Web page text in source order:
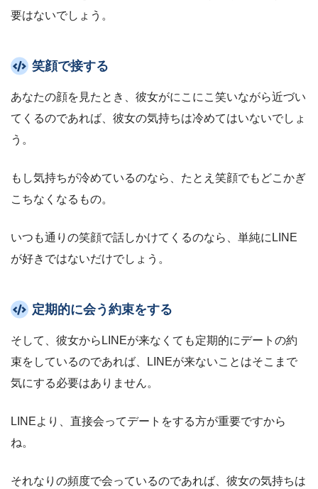
要はないでしょう。
笑顔で接する
あなたの顔を見たとき、彼女がにこにこ笑いながら近づい
てくるのであれば、彼女の気持ちは冷めてはいないでしょ
う。
もし気持ちが冷めているのなら、たとえ笑顔でもどこかぎ
こちなくなるもの。
いつも通りの笑顔で話しかけてくるのなら、単純にLINE
が好きではないだけでしょう。
定期的に会う約束をする
そして、彼女からLINEが来なくても定期的にデートの約
束をしているのであれば、LINEが来ないことはそこまで
気にする必要はありません。
LINEより、直接会ってデートをする方が重要ですから
ね。
それなりの頻度で会っているのであれば、彼女の気持ちは